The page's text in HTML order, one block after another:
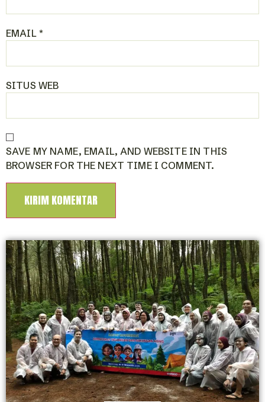
EMAIL *
SITUS WEB
SAVE MY NAME, EMAIL, AND WEBSITE IN THIS
BROWSER FOR THE NEXT TIME I COMMENT.